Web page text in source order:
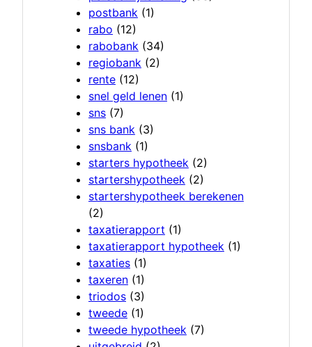
postbank (1)
rabo (12)
rabobank (34)
regiobank (2)
rente (12)
snel geld lenen (1)
sns (7)
sns bank (3)
snsbank (1)
starters hypotheek (2)
startershypotheek (2)
startershypotheek berekenen
(2)
taxatierapport (1)
taxatierapport hypotheek (1)
taxaties (1)
taxeren (1)
triodos (3)
tweede (1)
tweede hypotheek (7)